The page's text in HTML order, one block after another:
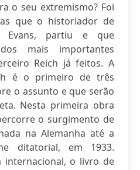
o seu extremismo? Foi
que o historiador de
Evans, partiu e que
mais importantes
Reich já feitos. A
é o primeiro de três
o assunto e que serão
Nesta primeira obra
o surgimento de
na Alemanha até a
ditatorial, em 1933.
internacional, o livro de